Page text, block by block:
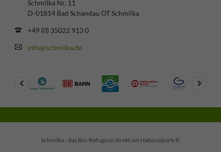
Schmilka Nr. 11
D-01814 Bad Schandau OT Schmilka
+49 (0) 35022 913 0
info@schmilka.de
Schmilka - das Bio-Refugium direkt am Nationalpark ©